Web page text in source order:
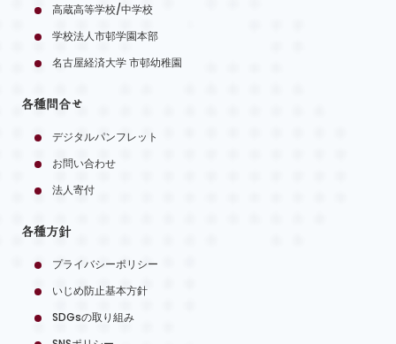
高蔵高等学校/中学校
学校法人市邨学園本部
名古屋経済大学 市邨幼稚園
各種問合せ
デジタルパンフレット
お問い合わせ
法人寄付
各種方針
プライバシーポリシー
いじめ防止基本方針
SDGsの取り組み